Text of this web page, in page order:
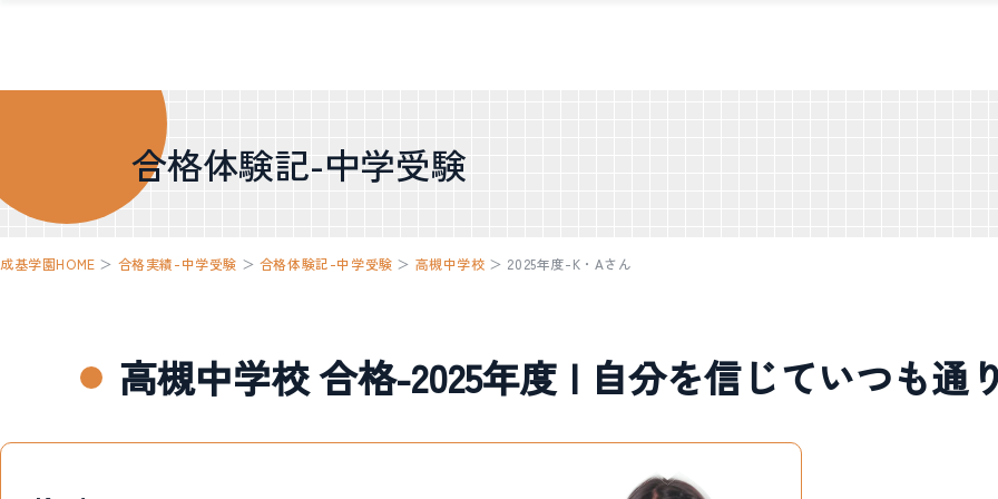
合格体験記-中学受験
成基学園HOME ＞ 合格実績-中学受験 ＞ 合格体験記-中学受験 ＞ 高槻中学校 ＞ 2025年度-K・Aさん
高槻中学校 合格-2025年度 | 自分を信じていつも通